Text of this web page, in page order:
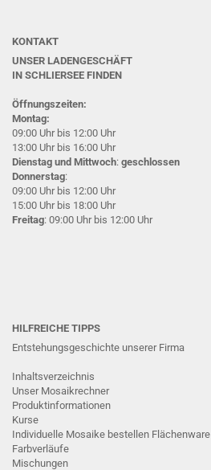
KONTAKT
UNSER LADENGESCHÄFT
IN SCHLIERSEE FINDEN
Öffnungszeiten:
Montag:
09:00 Uhr bis 12:00 Uhr
13:00 Uhr bis 16:00 Uhr
Dienstag und Mittwoch: geschlossen
Donnerstag:
09:00 Uhr bis 12:00 Uhr
15:00 Uhr bis 18:00 Uhr
Freitag: 09:00 Uhr bis 12:00 Uhr
HILFREICHE TIPPS
Entstehungsgeschichte unserer Firma
Inhaltsverzeichnis
Unser Mosaikrechner
Produktinformationen
Kurse
Individuelle Mosaike bestellen Flächenware
Farbverläufe
Mischungen